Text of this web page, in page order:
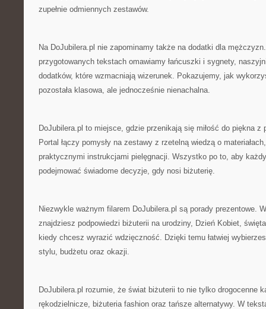
zupełnie odmiennych zestawów.
Na DoJubilera.pl nie zapominamy także na dodatki dla
przygotowanych tekstach omawiamy łańcuszki i sygnety,
dodatków, które wzmacniają wizerunek. Pokazujemy, jak
pozostała klasowa, ale jednocześnie nienachalna.
DoJubilera.pl to miejsce, gdzie przenikają się miłość do piękna
Portal łączy pomysły na zestawy z rzetelną wiedzą o
praktycznymi instrukcjami pielęgnacji. Wszystko po to, aby
podejmować świadome decyzje, gdy nosi biżuterię.
Niezwykle ważnym filarem DoJubilera.pl są porady prezentowe.
znajdziesz podpowiedzi biżuterii na urodziny, Dzień Kobiet,
kiedy chcesz wyrazić wdzięczność. Dzięki temu łatwiej
stylu, budżetu oraz okazji.
DoJubilera.pl rozumie, że świat biżuterii to nie tylko drogocenne
rękodzielnicze, biżuteria fashion oraz tańsze alternatywy. W